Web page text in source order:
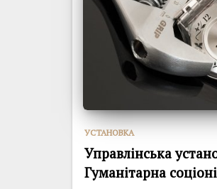
УСТАНОВКА
Управлінська
Гуманітарна